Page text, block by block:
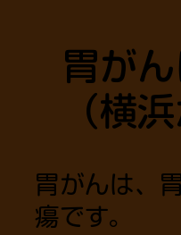
胃が
（横
胃がんは、
瘍です。